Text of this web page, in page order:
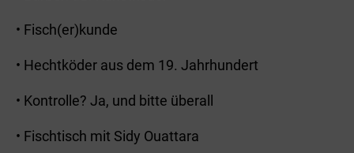
• Fisch(er)kunde
• Hechtköder aus dem 19. Jahrhundert
• Kontrolle? Ja, und bitte überall
• Fischtisch mit Sidy Ouattara